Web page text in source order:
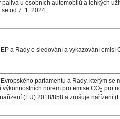
paliva u osobních automobilů a lehkých
od 7. 1. 2024
a Rady o sledování a vykazování emisí
parlamentu a Rady, kterým
výkonnostních norem pro emise CO2 pro
(EU) 2018/858 a zrušuje nařízení